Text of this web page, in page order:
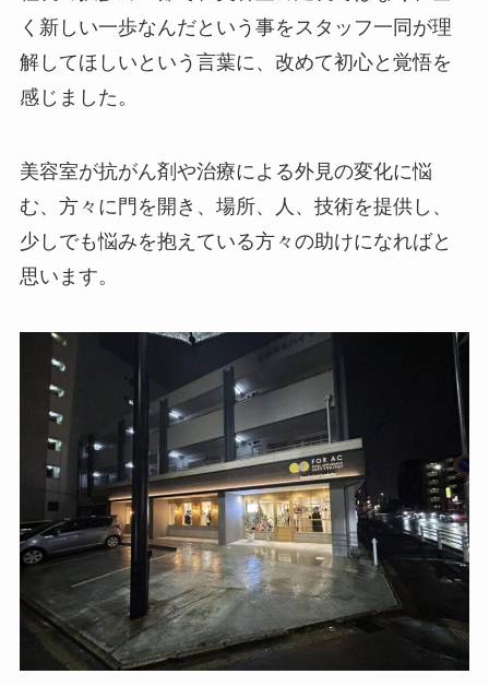
く新しい一歩なんだという事をスタッフ一同が理
解してほしいという言葉に、改めて初心と覚悟を
感じました。
美容室が抗がん剤や治療による外見の変化に悩
む、方々に門を開き、場所、人、技術を提供し、
少しでも悩みを抱えている方々の助けになればと
思います。